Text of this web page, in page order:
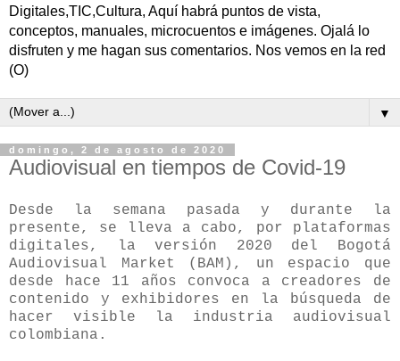
Digitales,TIC,Cultura, Aquí habrá puntos de vista,
conceptos, manuales, microcuentos e imágenes. Ojalá lo
disfruten y me hagan sus comentarios. Nos vemos en la red
(O)
▼
domingo, 2 de agosto de 2020
Audiovisual en tiempos de Covid-19
Desde la semana pasada y durante la
presente, se lleva a cabo, por plataformas
digitales, la versión 2020 del Bogotá
Audiovisual Market (BAM), un espacio que
desde hace 11 años convoca a creadores de
contenido y exhibidores en la búsqueda de
hacer visible la industria audiovisual
colombiana.